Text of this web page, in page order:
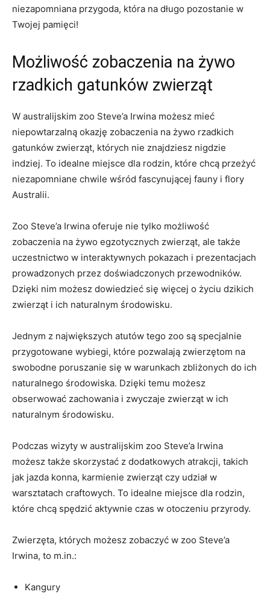
niezapomniana przygoda,⁢ która ⁤na długo pozostanie w
Twojej pamięci!
Możliwość zobaczenia‌ na żywo
rzadkich gatunków zwierząt
W australijskim zoo Steve’a Irwina‍ możesz mieć
‌niepowtarzalną okazję zobaczenia na żywo rzadkich
gatunków zwierząt, których‌ nie ⁢znajdziesz​ nigdzie
indziej. To idealne miejsce dla rodzin, które chcą przeżyć
niezapomniane chwile wśród fascynującej fauny i flory
Australii.
Zoo Steve’a Irwina oferuje nie tylko ⁣możliwość
zobaczenia na żywo egzotycznych zwierząt, ale ⁣także
uczestnictwo w interaktywnych pokazach i prezentacjach
prowadzonych przez doświadczonych przewodników.
Dzięki nim​ możesz dowiedzieć ​się więcej o życiu dzikich
zwierząt i ich‍ naturalnym środowisku.
Jednym z największych atutów tego zoo są specjalnie
przygotowane wybiegi, które pozwalają zwierzętom na
swobodne poruszanie się w warunkach zbliżonych do ich
naturalnego środowiska. Dzięki temu⁤ możesz
obserwować zachowania i zwyczaje zwierząt w ich
naturalnym środowisku.
Podczas ⁢wizyty w australijskim zoo Steve’a Irwina
możesz‌ także skorzystać z dodatkowych atrakcji, takich
jak jazda konna, ​karmienie zwierząt czy udział w
warsztatach craftowych. To idealne miejsce dla rodzin,
które chcą spędzić aktywnie⁣ czas w‍ otoczeniu przyrody.
Zwierzęta, których możesz ‍zobaczyć w zoo Steve’a‍
Irwina, to‌ m.in.:
Kangury